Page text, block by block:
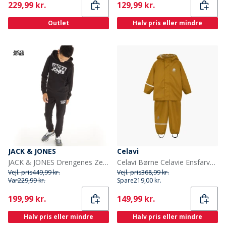
Current
229,99 kr.
Outlet
Current
129,99 kr.
Halv pris eller mindre
JACK & JONES
JACK & JONES Drengenes Zero Træningsdragt sort
Vejl. pris449,99 kr.
Var229,99 kr.
Current
199,99 kr.
Halv pris eller mindre
Celavi
Celavi Børne Celavie Ensfarvet PU Basis Regntøjs Sæt Buckthorn Brown
Vejl. pris368,99 kr.
Spare219,00 kr.
Current
149,99 kr.
Halv pris eller mindre